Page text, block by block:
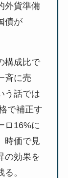
外貨準備
債が
構成比で
斉に売
う話では
で補正す
ロ16%に
時価で見
の効果を
。